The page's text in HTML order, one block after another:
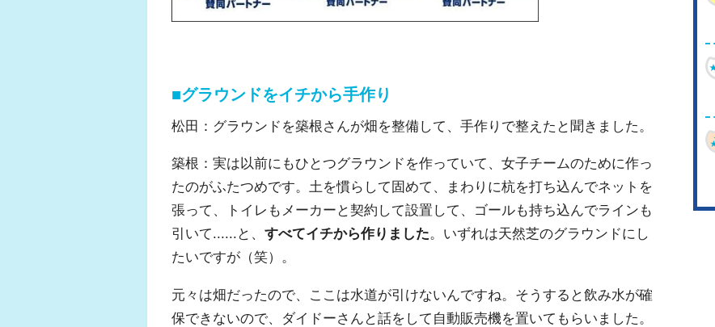
■グラウンドをイチから手作り
松田：グラウンドを築根さんが畑を整備して、手作りで整えたと聞きました。
築根：実は以前にもひとつグラウンドを作っていて、女子チームのために作っ
たのがふたつめです。土を慣らして固めて、まわりに杭を打ち込んでネットを
張って、トイレもメーカーと契約して設置して、ゴールも持ち込んでラインも
引いて......と、 すべてイチから作りました。いずれは天然芝のグラウンドにし
たいですが（笑）。
元々は畑だったので、ここは水道が引けないんですね。そうすると飲み水が確
保できないので、ダイドーさんと話をして自動販売機を置いてもらいました。